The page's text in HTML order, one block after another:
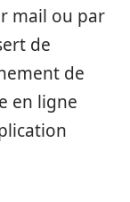
mail ou par
de
de
en ligne